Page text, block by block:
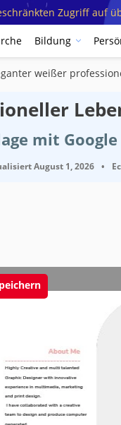
Zugriff auf
Bildung
weißer
mit
August 1, 2026 •